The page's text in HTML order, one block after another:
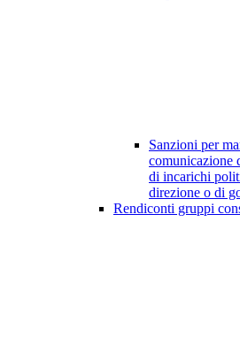
Sanzioni per
comunicazione
di incarichi
direzione o di
Rendiconti gruppi